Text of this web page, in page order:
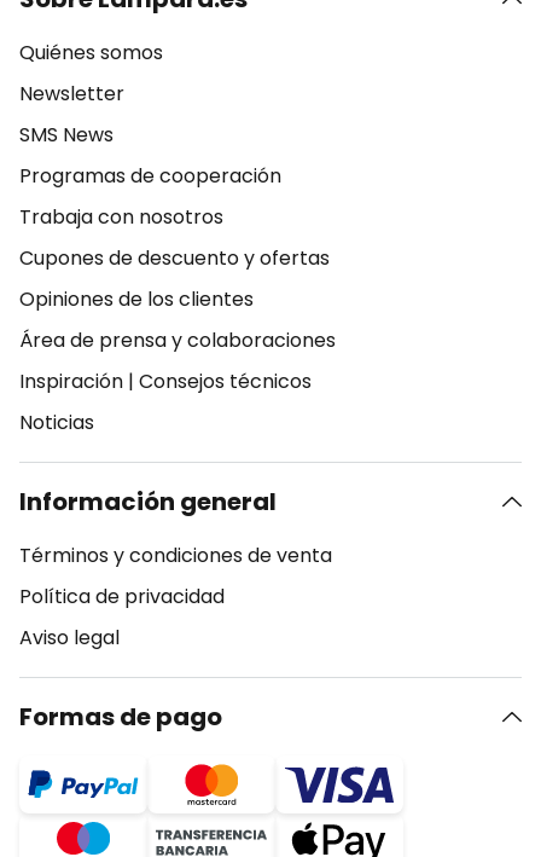
Quiénes somos
Newsletter
SMS News
Programas de cooperación
Trabaja con nosotros
Cupones de descuento y ofertas
Opiniones de los clientes
Área de prensa y colaboraciones
Inspiración | Consejos técnicos
Noticias
Información general
Términos y condiciones de venta
Política de privacidad
Aviso legal
Formas de pago